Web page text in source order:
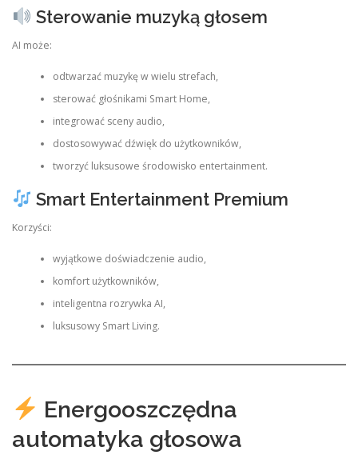
Sterowanie muzyką głosem
AI może:
odtwarzać muzykę w wielu strefach,
sterować głośnikami Smart Home,
integrować sceny audio,
dostosowywać dźwięk do użytkowników,
tworzyć luksusowe środowisko entertainment.
Smart Entertainment Premium
Korzyści:
wyjątkowe doświadczenie audio,
komfort użytkowników,
inteligentna rozrywka AI,
luksusowy Smart Living.
Energooszczędna
automatyka głosowa